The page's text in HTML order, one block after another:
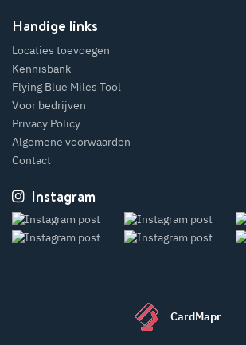
Handige links
Locaties toevoegen
Kennisbank
Flying Blue Miles Tool
Voor bedrijven
Privacy Policy
Algemene voorwaarden
Contact
Instagram
CardMapr